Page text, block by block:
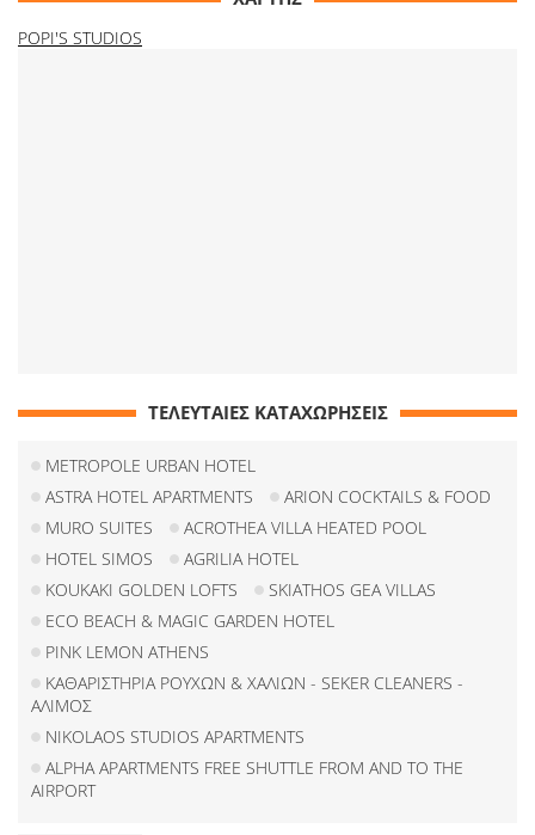
POPI'S STUDIOS
ΤΕΛΕΥΤΑΙΕΣ ΚΑΤΑΧΩΡΗΣΕΙΣ
METROPOLE URBAN HOTEL
ASTRA HOTEL APARTMENTS
ARION COCKTAILS & FOOD
MURO SUITES
ACROTHEA VILLA HEATED POOL
HOTEL SIMOS
AGRILIA HOTEL
KOUKAKI GOLDEN LOFTS
SKIATHOS GEA VILLAS
ECO BEACH & MAGIC GARDEN HOTEL
PINK LEMON ATHENS
ΚΑΘΑΡΙΣΤΗΡΙΑ ΡΟΥΧΩΝ & ΧΑΛΙΩΝ - SEKER CLEANERS -
ΑΛΙΜΟΣ
NIKOLAOS STUDIOS APARTMENTS
ALPHA APARTMENTS FREE SHUTTLE FROM AND TO THE
AIRPORT